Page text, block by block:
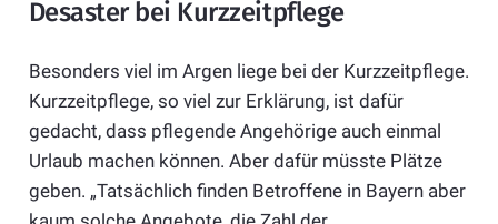
Desaster bei Kurzzeitpflege
Besonders viel im Argen liege bei der Kurzzeitpflege.
Kurzzeitpflege, so viel zur Erklärung, ist dafür
gedacht, dass pflegende Angehörige auch einmal
Urlaub machen können. Aber dafür müsste Plätze
geben. „Tatsächlich finden Betroffene in Bayern aber